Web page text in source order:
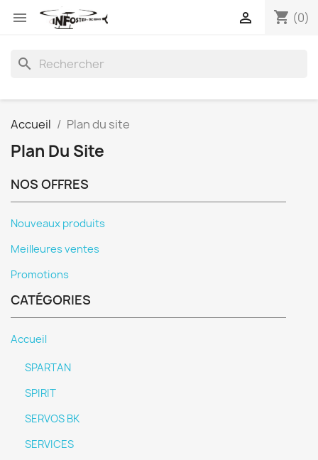
 shopping_cart (0)

search
Accueil Plan du site
Plan Du Site
NOS OFFRES
Nouveaux produits
Meilleures ventes
Promotions
CATÉGORIES
Accueil
SPARTAN
SPIRIT
SERVOS BK
SERVICES